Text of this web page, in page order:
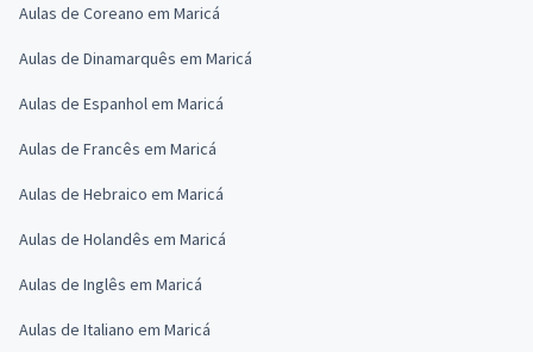
Aulas de Coreano em Maricá
Aulas de Dinamarquês em Maricá
Aulas de Espanhol em Maricá
Aulas de Francês em Maricá
Aulas de Hebraico em Maricá
Aulas de Holandês em Maricá
Aulas de Inglês em Maricá
Aulas de Italiano em Maricá